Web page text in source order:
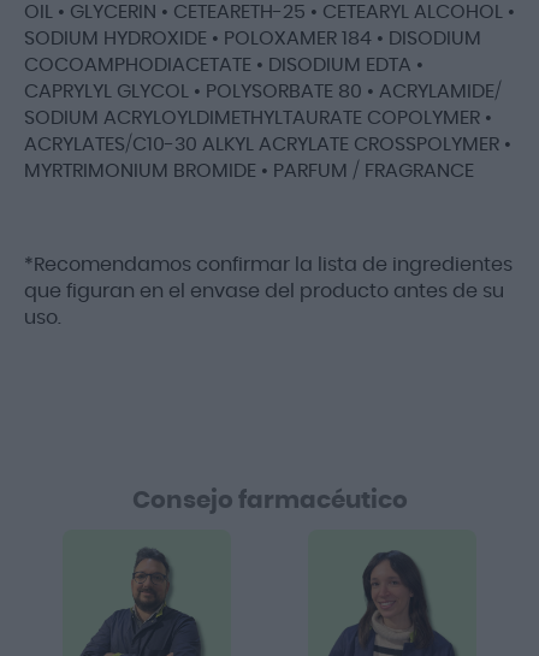
OIL • GLYCERIN • CETEARETH-25 • CETEARYL ALCOHOL •
SODIUM HYDROXIDE • POLOXAMER 184 • DISODIUM
COCOAMPHODIACETATE • DISODIUM EDTA •
CAPRYLYL GLYCOL • POLYSORBATE 80 • ACRYLAMIDE/
SODIUM ACRYLOYLDIMETHYLTAURATE COPOLYMER •
ACRYLATES/C10-30 ALKYL ACRYLATE CROSSPOLYMER •
MYRTRIMONIUM BROMIDE • PARFUM / FRAGRANCE
*Recomendamos confirmar la lista de ingredientes
que figuran en el envase del producto antes de su
uso.
Consejo farmacéutico